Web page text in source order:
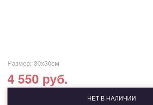
Размер: 30х30см
4 550 руб.
НЕТ В НАЛИЧИИ